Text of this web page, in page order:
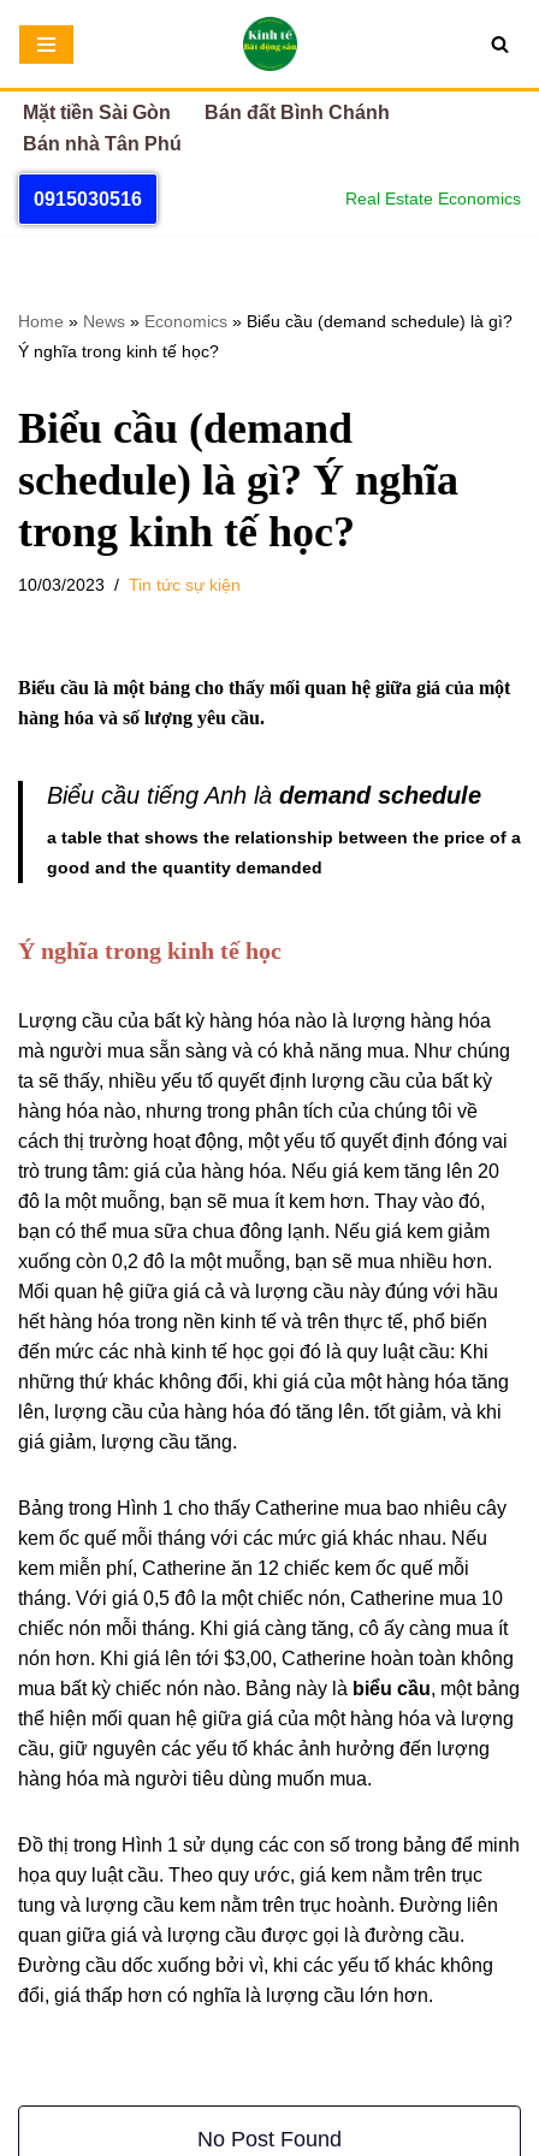
Chuyển
tới
nội
dung
Mặt tiền Sài Gòn
Bán đất Bình Chánh
Bán nhà Tân Phú
0915030516 Real Estate Economics
Home » News » Economics » Biểu cầu (demand schedule) là gì?
Ý nghĩa trong kinh tế học?
Biểu cầu (demand
schedule) là gì? Ý nghĩa
trong kinh tế học?
10/03/2023 Tin tức sự kiện
Biểu cầu là một bảng cho thấy mối quan hệ giữa giá của một
hàng hóa và số lượng yêu cầu.
Biểu cầu tiếng Anh là demand schedule
a table that shows the relationship between the price of a
good and the quantity demanded
Ý nghĩa trong kinh tế học
Lượng cầu của bất kỳ hàng hóa nào là lượng hàng hóa
mà người mua sẵn sàng và có khả năng mua. Như chúng
ta sẽ thấy, nhiều yếu tố quyết định lượng cầu của bất kỳ
hàng hóa nào, nhưng trong phân tích của chúng tôi về
cách thị trường hoạt động, một yếu tố quyết định đóng vai
trò trung tâm: giá của hàng hóa. Nếu giá kem tăng lên 20
đô la một muỗng, bạn sẽ mua ít kem hơn. Thay vào đó,
bạn có thể mua sữa chua đông lạnh. Nếu giá kem giảm
xuống còn 0,2 đô la một muỗng, bạn sẽ mua nhiều hơn.
Mối quan hệ giữa giá cả và lượng cầu này đúng với hầu
hết hàng hóa trong nền kinh tế và trên thực tế, phổ biến
đến mức các nhà kinh tế học gọi đó là quy luật cầu: Khi
những thứ khác không đổi, khi giá của một hàng hóa tăng
lên, lượng cầu của hàng hóa đó tăng lên. tốt giảm, và khi
giá giảm, lượng cầu tăng.
Bảng trong Hình 1 cho thấy Catherine mua bao nhiêu cây
kem ốc quế mỗi tháng với các mức giá khác nhau. Nếu
kem miễn phí, Catherine ăn 12 chiếc kem ốc quế mỗi
tháng. Với giá 0,5 đô la một chiếc nón, Catherine mua 10
chiếc nón mỗi tháng. Khi giá càng tăng, cô ấy càng mua ít
nón hơn. Khi giá lên tới $3,00, Catherine hoàn toàn không
mua bất kỳ chiếc nón nào. Bảng này là biểu cầu, một bảng
thể hiện mối quan hệ giữa giá của một hàng hóa và lượng
cầu, giữ nguyên các yếu tố khác ảnh hưởng đến lượng
hàng hóa mà người tiêu dùng muốn mua.
Đồ thị trong Hình 1 sử dụng các con số trong bảng để minh
họa quy luật cầu. Theo quy ước, giá kem nằm trên trục
tung và lượng cầu kem nằm trên trục hoành. Đường liên
quan giữa giá và lượng cầu được gọi là đường cầu.
Đường cầu dốc xuống bởi vì, khi các yếu tố khác không
đổi, giá thấp hơn có nghĩa là lượng cầu lớn hơn.
No Post Found